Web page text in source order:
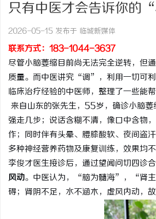
只有中医才会告诉你的
2026-05-15 发布于 临城新媒体
联系方式：183-1044-3637
尽管小脑萎缩目前尚无法完全逆转，但
质量。而中医讲究“调”，利用一切可
临床治疗经验的中医师，整理了一些能
来自山东的张先生，55岁，确诊小脑
强走几步；说话含糊不清，像口中含物
作；同时伴有头晕、腰膝酸软、夜间盗
多种神经营养药物及康复训练，效果均
李俊才医生接诊后，通过望闻问切四
风动。中医认为，“脑为髓海”，“肾主
碍；肾阴不足，水不涵木，虚风内动，